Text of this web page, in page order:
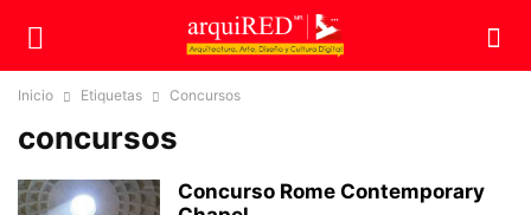
Inicio Etiquetas Concursos
concursos
Concurso Rome Contemporary